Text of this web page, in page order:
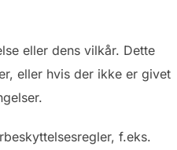
eller dens vilkår. Dette
eller hvis der ikke er givet
f.eks.